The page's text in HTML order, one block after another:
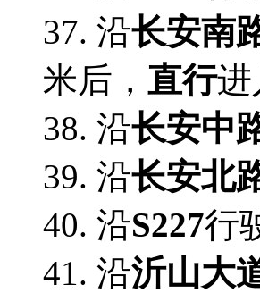
37. 沿长安南
米后， 直行进
38. 沿长安中
39. 沿长安北
40. 沿S227行
41. 沿沂山大